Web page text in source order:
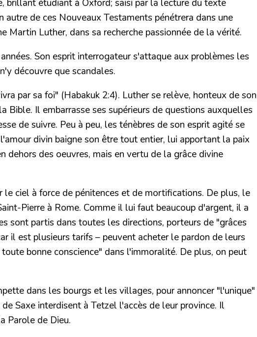
brillant étudiant à Oxford; saisi par la lecture du texte
de ces Nouveaux Testaments pénétrera dans une
Martin Luther, dans sa recherche passionnée de la vérité.
Son esprit interrogateur s'attaque aux problèmes les
découvre que scandales.
par sa foi" (Habakuk 2:4). Luther se relève, honteux de son
Il embarrasse ses supérieurs de questions auxquelles
de suivre. Peu à peu, les ténèbres de son esprit agité se
divin baigne son être tout entier, lui apportant la paix
dehors des oeuvres, mais en vertu de la grâce divine
le ciel à force de pénitences et de mortifications. De plus, le
Pierre à Rome. Comme il lui faut beaucoup d'argent, il a
sont partis dans toutes les directions, porteurs de "grâces
il est plusieurs tarifs – peuvent acheter le pardon de leurs
bonne conscience" dans l'immoralité. De plus, on peut
dans les bourgs et les villages, pour annoncer "l'unique"
Saxe interdisent à Tetzel l'accès de leur province. Il
Parole de Dieu.